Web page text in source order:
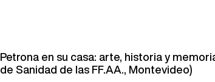
Petrona en su casa: arte, historia y
de Sanidad de las FF.AA., Montevideo)